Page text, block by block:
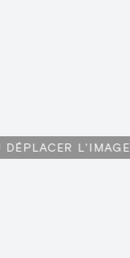
DÉPLACER L'IMAGE